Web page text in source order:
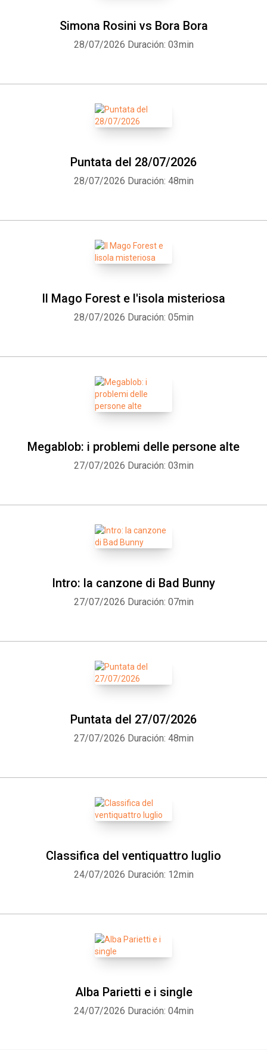
Simona Rosini vs Bora Bora
28/07/2026 Duración: 03min
Puntata del 28/07/2026
28/07/2026 Duración: 48min
Il Mago Forest e l'isola misteriosa
28/07/2026 Duración: 05min
Megablob: i problemi delle persone alte
27/07/2026 Duración: 03min
Intro: la canzone di Bad Bunny
27/07/2026 Duración: 07min
Puntata del 27/07/2026
27/07/2026 Duración: 48min
Classifica del ventiquattro luglio
24/07/2026 Duración: 12min
Alba Parietti e i single
24/07/2026 Duración: 04min